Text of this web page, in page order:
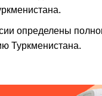
определены
Туркменистана.